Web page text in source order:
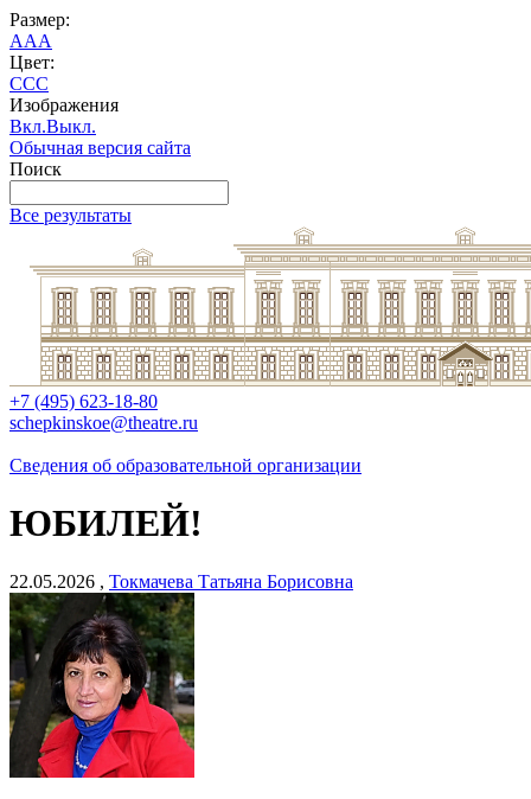
Размер:
AAA
Цвет:
CCC
Изображения
Вкл.Выкл.
Обычная версия сайта
Поиск
Все результаты
+7 (495) 623-18-80
schepkinskoe@theatre.ru
Сведения об образовательной организации
ЮБИЛЕЙ!
22.05.2026 , Токмачева Татьяна Борисовна